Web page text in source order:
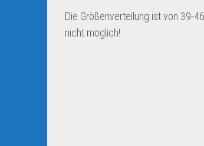
Die Größenverteilung ist von 39-
nicht möglich!